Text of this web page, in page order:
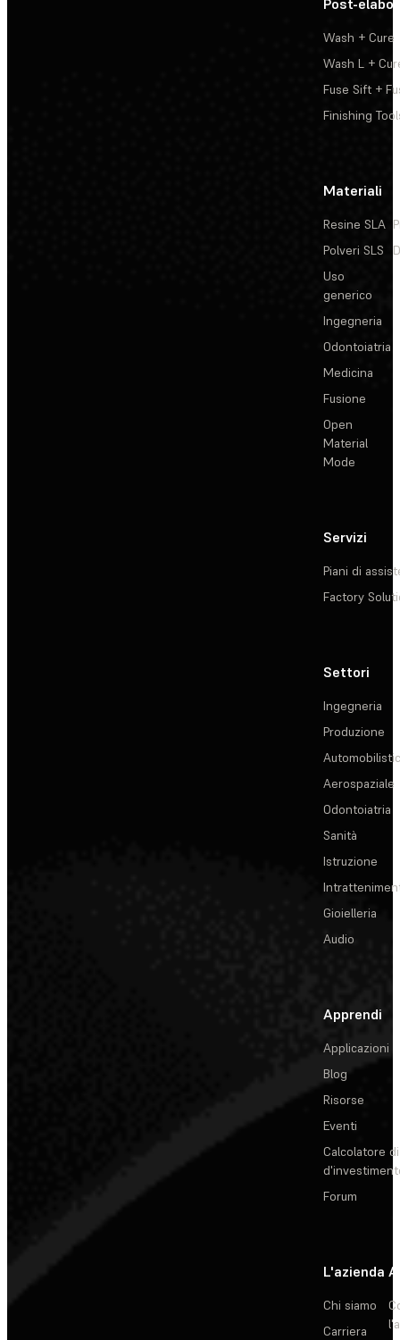
Wash + Cure
Wash L +
Fuse Sift +
Finishing
Materiali
Resine SLA
Polveri SLS
Uso
generico
Ingegneria
Odontoiatria
Medicina
Fusione
Open
Material
Mode
Servizi
Piani di
Factory
Settori
Ingegneria
Produzione
Aerospaziale
Odontoiatria
Sanità
Istruzione
Gioielleria
Audio
Apprendi
Applicazioni
Blog
Risorse
Eventi
Calcolatore
Forum
L'azienda
Chi siamo
Carriera